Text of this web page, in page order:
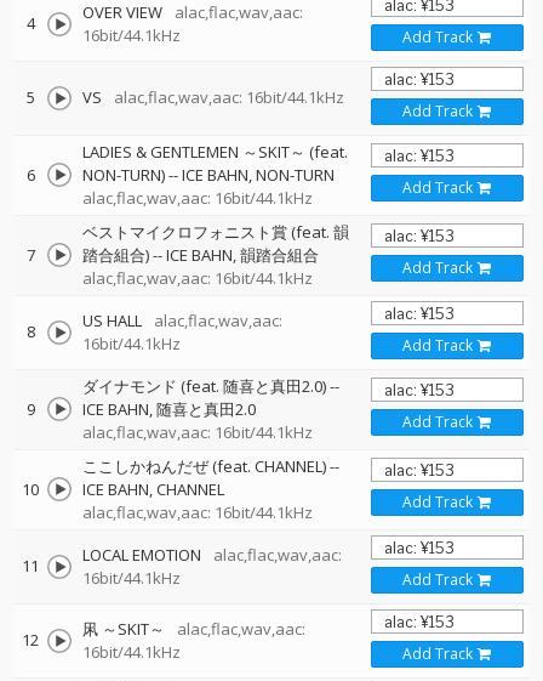
4 OVER VIEW
alac,flac,wav,aac:
16bit/44.1kHz
Add Track
5 VS alac,flac,wav,aac: 16bit/44.1kHz
Add Track
6
LADIES & GENTLEMEN ～SKIT～ (feat.
NON-TURN)--ICE BAHN NON-TURN
alac,flac,wav,aac: 16bit/44.1kHz
Add Track
7
ベストマイクロフォニスト賞 (feat. 韻
踏合組合)--ICE BAHN 韻踏合組合
alac,flac,wav,aac: 16bit/44.1kHz
Add Track
8 US HALL
alac,flac,wav,aac:
16bit/44.1kHz
Add Track
9
ダイナモンド (feat. 随喜と真田2.0)--
ICE BAHN 随喜と真田2.0
alac,flac,wav,aac: 16bit/44.1kHz
Add Track
10
ここしかねんだぜ (feat. CHANNEL)--
ICE BAHN CHANNEL
alac,flac,wav,aac: 16bit/44.1kHz
Add Track
11 LOCAL EMOTION
alac,flac,wav,aac:
16bit/44.1kHz
Add Track
12 凩 ～SKIT～
alac,flac,wav,aac:
16bit/44.1kHz
Add Track